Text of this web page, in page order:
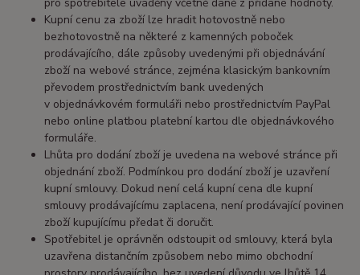
Kupní cenu za zboží lze hradit hotovostně nebo
bezhotovostně na některé z kamenných poboček
prodávajícího, dále způsoby uvedenými při objednávání
zboží na webové stránce, zejména klasickým bankovním
převodem prostřednictvím bank uvedených
v objednávkovém formuláři nebo prostřednictvím PayPal
nebo online platbou platební kartou dle objednávkového
formuláře.
Lhůta pro dodání zboží je uvedena na webové stránce při
objednání zboží. Podmínkou pro dodání zboží je uzavření
kupní smlouvy. Dokud není celá kupní cena dle kupní
smlouvy prodávajícímu zaplacena, není prodávající povinen
zboží kupujícímu předat či doručit.
Spotřebitel je oprávněn odstoupit od smlouvy, která byla
uzavřena distančním způsobem nebo mimo obchodní